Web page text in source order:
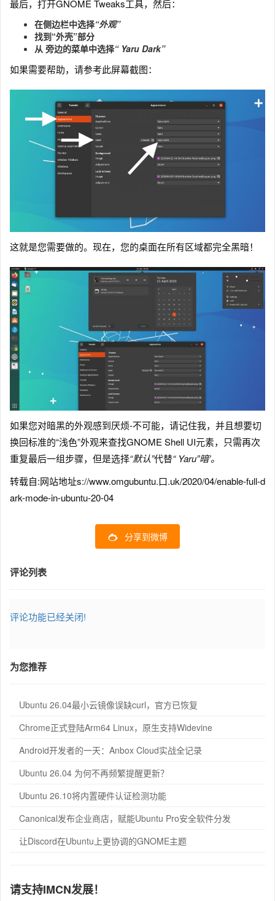
最后，打开GNOME Tweaks工具，然后：
在侧边栏中选择“外观”
找到“外壳”部分
从 旁边的菜单中选择“ Yaru Dark”
如果需要帮助，请参考此屏幕截图：
这就是您需要做的。现在，您的桌面在所有区域都完全黑暗！
如果您对暗黑的外观感到厌烦-不可能，请记住我，并且想要切
换回标准的“浅色”外观来查找GNOME Shell UI元素，只需再次
重复最后一组步骤，但是选择“默认”代替“ Yaru”暗’。
转载自:网站地址s://www.omgubuntu.口.uk/2020/04/enable-full-d
ark-mode-in-ubuntu-20-04
分享到微博
评论列表
评论功能已经关闭!
为您推荐
Ubuntu 26.04最小云镜像误缺curl，官方已恢复
Chrome正式登陆Arm64 Linux，原生支持Widevine
Android开发者的一天：Anbox Cloud实战全记录
Ubuntu 26.04 为何不再频繁提醒更新？
Ubuntu 26.10将内置硬件认证检测功能
Canonical发布企业商店，赋能Ubuntu Pro安全软件分发
让Discord在Ubuntu上更协调的GNOME主题
请支持IMCN发展！